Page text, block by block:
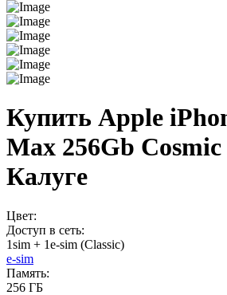
Купить Apple
Max 256Gb
Калуге
Цвет:
Доступ в сеть:
1sim + 1e-sim (Classic)
e-sim
Память:
256 ГБ